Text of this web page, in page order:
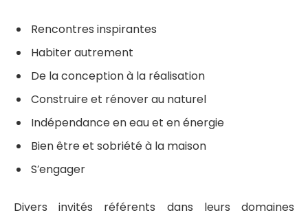
Rencontres inspirantes
Habiter autrement
De la conception à la réalisation
Construire et rénover au naturel
Indépendance en eau et en énergie
Bien être et sobriété à la maison
S’engager
Divers invités référents dans leurs domaines